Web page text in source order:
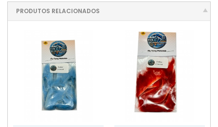
PRODUTOS RELACIONADOS